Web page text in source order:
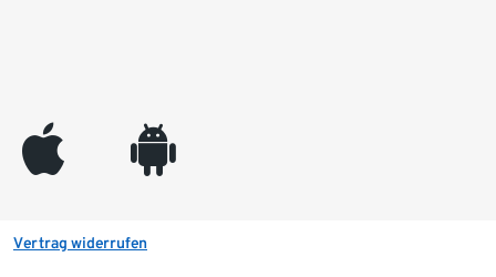
appleinc android
Vertrag widerrufen